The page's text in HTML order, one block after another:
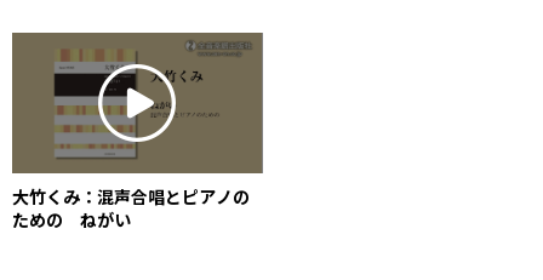
大竹くみ：混声合唱とピアノの
ための ねがい